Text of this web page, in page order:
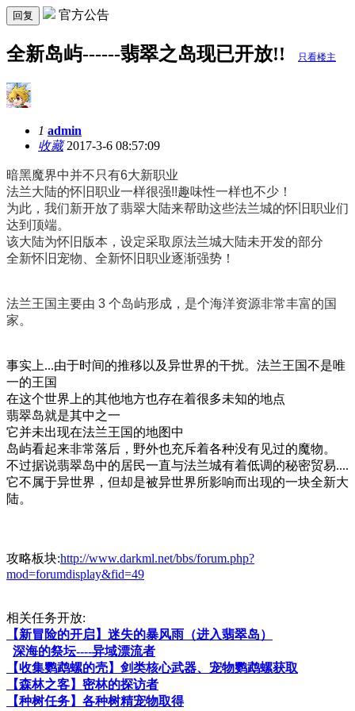
回复 官方公告
全新岛屿------翡翠之岛现已开放!! 只看楼主
1 admin
收藏2017-3-6 08:57:09
暗黑魔界中并不只有6大新职业
法兰大陆的怀旧职业一样很强!!趣味性一样也不少！
为此，我们新开放了翡翠大陆来帮助这些法兰城的怀旧职业们
达到顶端。
该大陆为怀旧版本，设定采取原法兰城大陆未开发的部分
全新怀旧宠物、全新怀旧职业逐渐强势！
法兰王国主要由 3 个岛屿形成，是个海洋资源非常丰富的国
家。
事实上...由于时间的推移以及异世界的干扰。法兰王国不是唯
一的王国
在这个世界上的其他地方也存在着很多未知的地点
翡翠岛就是其中之一
它并未出现在法兰王国的地图中
岛屿看起来非常落后，野外也充斥着各种没有见过的魔物。
不过据说翡翠岛中的居民一直与法兰城有着低调的秘密贸易....
它不属于异世界，但却是被异世界所影响而出现的一块全新大
陆。
攻略板块:http://www.darkml.net/bbs/forum.php?
mod=forumdisplay&fid=49
相关任务开放:
【新冒险的开启】迷失的暴风雨（进入翡翠岛）
深海的祭坛----异域漂流者
【收集鹦鹉螺的壳】剑类核心武器、宠物鹦鹉螺获取
【森林之客】密林的探访者
【种树任务】各种树精宠物取得